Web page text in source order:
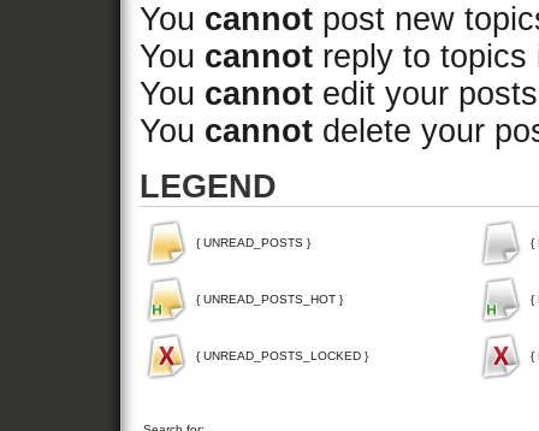
You cannot post new
You cannot reply to topics
You cannot edit your
You cannot delete your
LEGEND
{ UNREAD_POSTS } {
{ UNREAD_POSTS_HOT } {
{ UNREAD_POSTS_LOCKED } {